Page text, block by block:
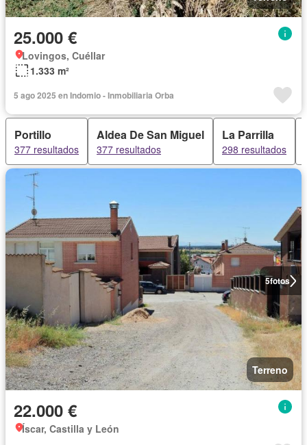
25.000 €
Lovingos, Cuéllar
1.333 m²
5 ago 2025 en Indomio - Inmobiliaria Orba
Portillo
377 resultados
Aldea De San Miguel
377 resultados
La Parrilla
298 resultados
5fotos
Terreno
22.000 €
Íscar, Castilla y León